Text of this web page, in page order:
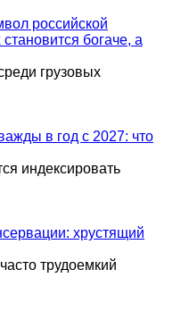
российской
богаче, а
грузовых
в год с 2027: что
индексировать
хрустящий
трудоемкий